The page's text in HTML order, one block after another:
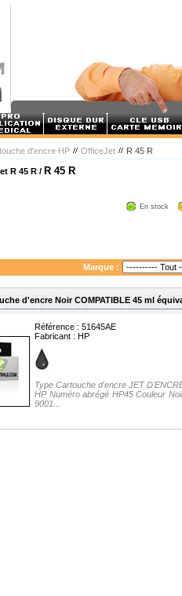
d'encre HP OfficeJet R 45 R
R 45 R / R 45 R
En stock
Marque :
d'encre Noir COMPATIBLE 45 ml
Référence : 51645AE
Fabricant : HP
Type Cartouche d'encre JET
HP Numéro abrégé HP45 Couleur
9001...